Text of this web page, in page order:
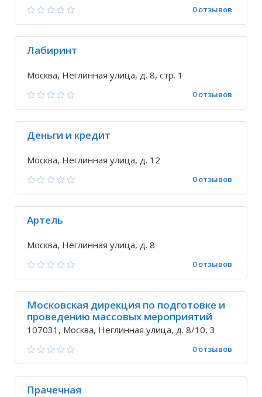
0 отзывов
Лабиринт
Москва, Неглинная улица, д. 8, стр. 1
0 отзывов
Деньги и кредит
Москва, Неглинная улица, д. 12
0 отзывов
Артель
Москва, Неглинная улица, д. 8
0 отзывов
Московская дирекция по подготовке и
проведению массовых мероприятий
107031, Москва, Неглинная улица, д. 8/10, 3
0 отзывов
Прачечная